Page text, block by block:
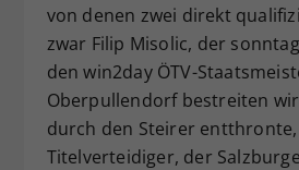
von denen zwei direkt
zwar Filip Misolic, der
den win2day ÖTV-
Oberpullendorf bestreiten
durch den Steirer entthronte,
Titelverteidiger, der